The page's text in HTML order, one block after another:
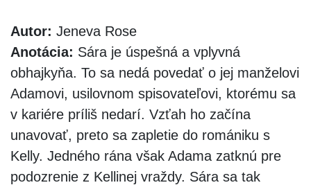
Autor: Jeneva Rose
Anotácia: Sára je úspešná a vplyvná
obhajkyňa. To sa nedá povedať o jej manželovi
Adamovi, usilovnom spisovateľovi, ktorému sa
v kariére príliš nedarí. Vzťah ho začína
unavovať, preto sa zapletie do romániku s
Kelly. Jedného rána však Adama zatknú pre
podozrenie z Kellinej vraždy. Sára sa tak